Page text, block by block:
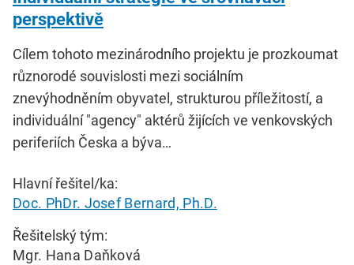
perspektivě
Cílem tohoto mezinárodního projektu je prozkoumat
různorodé souvislosti mezi sociálním
znevýhodněním obyvatel, strukturou příležitostí, a
individuální "agency" aktérů žijících ve venkovských
periferiích Česka a býva…
Hlavní řešitel/ka:
Doc. PhDr. Josef Bernard, Ph.D.
Řešitelský tým:
Mgr. Hana Daňková